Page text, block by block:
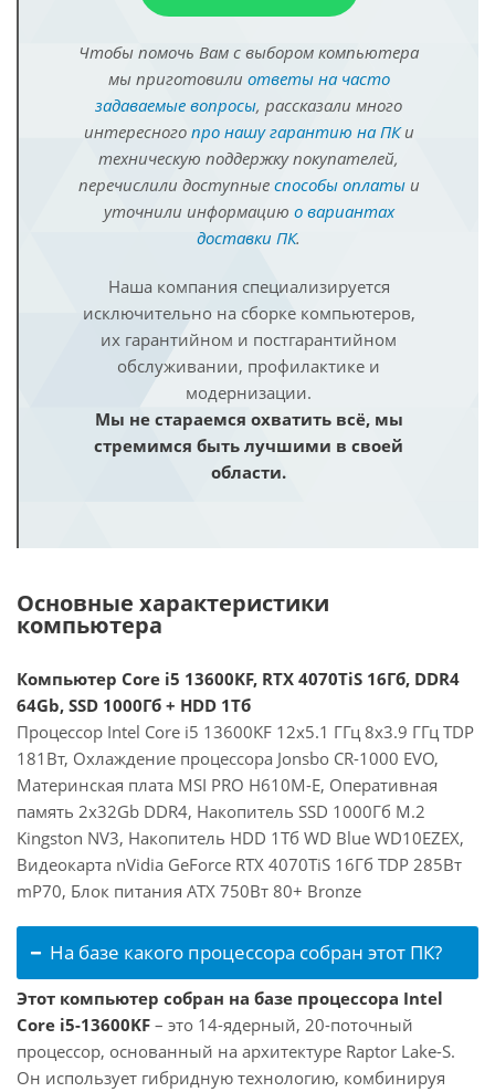
Чтобы помочь Вам с выбором компьютера
мы приготовили ответы на часто
задаваемые вопросы, рассказали много
интересного про нашу гарантию на ПКи
техническую поддержку покупателей,
перечислили доступные способы оплатыи
уточнили информацию о вариантах
доставки ПК.
Наша компания специализируется
исключительно на сборке компьютеров,
их гарантийном и постгарантийном
обслуживании, профилактике и
модернизации.
Мы не стараемся охватить всё, мы
стремимся быть лучшими в своей
области.
Основные характеристики
компьютера
Компьютер Core i5 13600KF, RTX 4070TiS 16Гб, DDR4
64Gb, SSD 1000Гб + HDD 1Тб
Процессор Intel Core i5 13600KF 12x5.1 ГГц 8x3.9 ГГц TDP
181Вт, Охлаждение процессора Jonsbo CR-1000 EVO,
Материнская плата MSI PRO H610M-E, Оперативная
память 2x32Gb DDR4, Накопитель SSD 1000Гб M.2
Kingston NV3, Накопитель HDD 1Тб WD Blue WD10EZEX,
Видеокарта nVidia GeForce RTX 4070TiS 16Гб TDP 285Вт
mP70, Блок питания ATX 750Вт 80+ Bronze
На базе какого процессора собран этот ПК?
Этот компьютер собран на базе процессора Intel
Core i5-13600KF – это 14-ядерный, 20-поточный
процессор, основанный на архитектуре Raptor Lake-S.
Он использует гибридную технологию, комбинируя